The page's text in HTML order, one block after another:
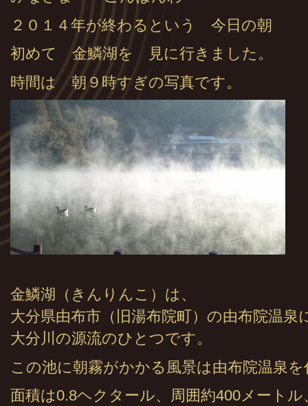
２０１４年が終わるという 今日の朝
初めて 金鱗湖を 見に行きました。
時間は 朝９時すぎの写真です。
金鱗湖（きんりんこ）は、
大分県由布市（旧湯布院町）の由布院温泉
大分川の源流のひとつです。
この池に朝霧がかかる風景は由布院温泉
面積は0.8ヘクタール、周囲約400メート